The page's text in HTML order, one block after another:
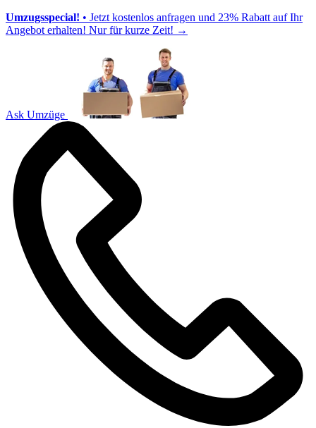
Umzugsspecial! • Jetzt kostenlos anfragen und 23% Rabatt auf Ihr
Angebot erhalten! Nur für kurze Zeit! →
Ask Umzüge